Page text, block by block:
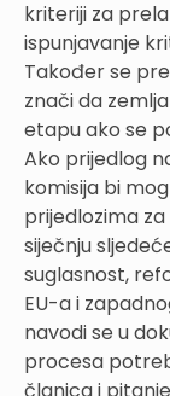
kriteriji za
ispunjavanje
Također se
znači da
etapu ako se
Ako prijedlog
komisija bi
prijedlozima
siječnju
suglasnost,
EU-a i
navodi se u
procesa